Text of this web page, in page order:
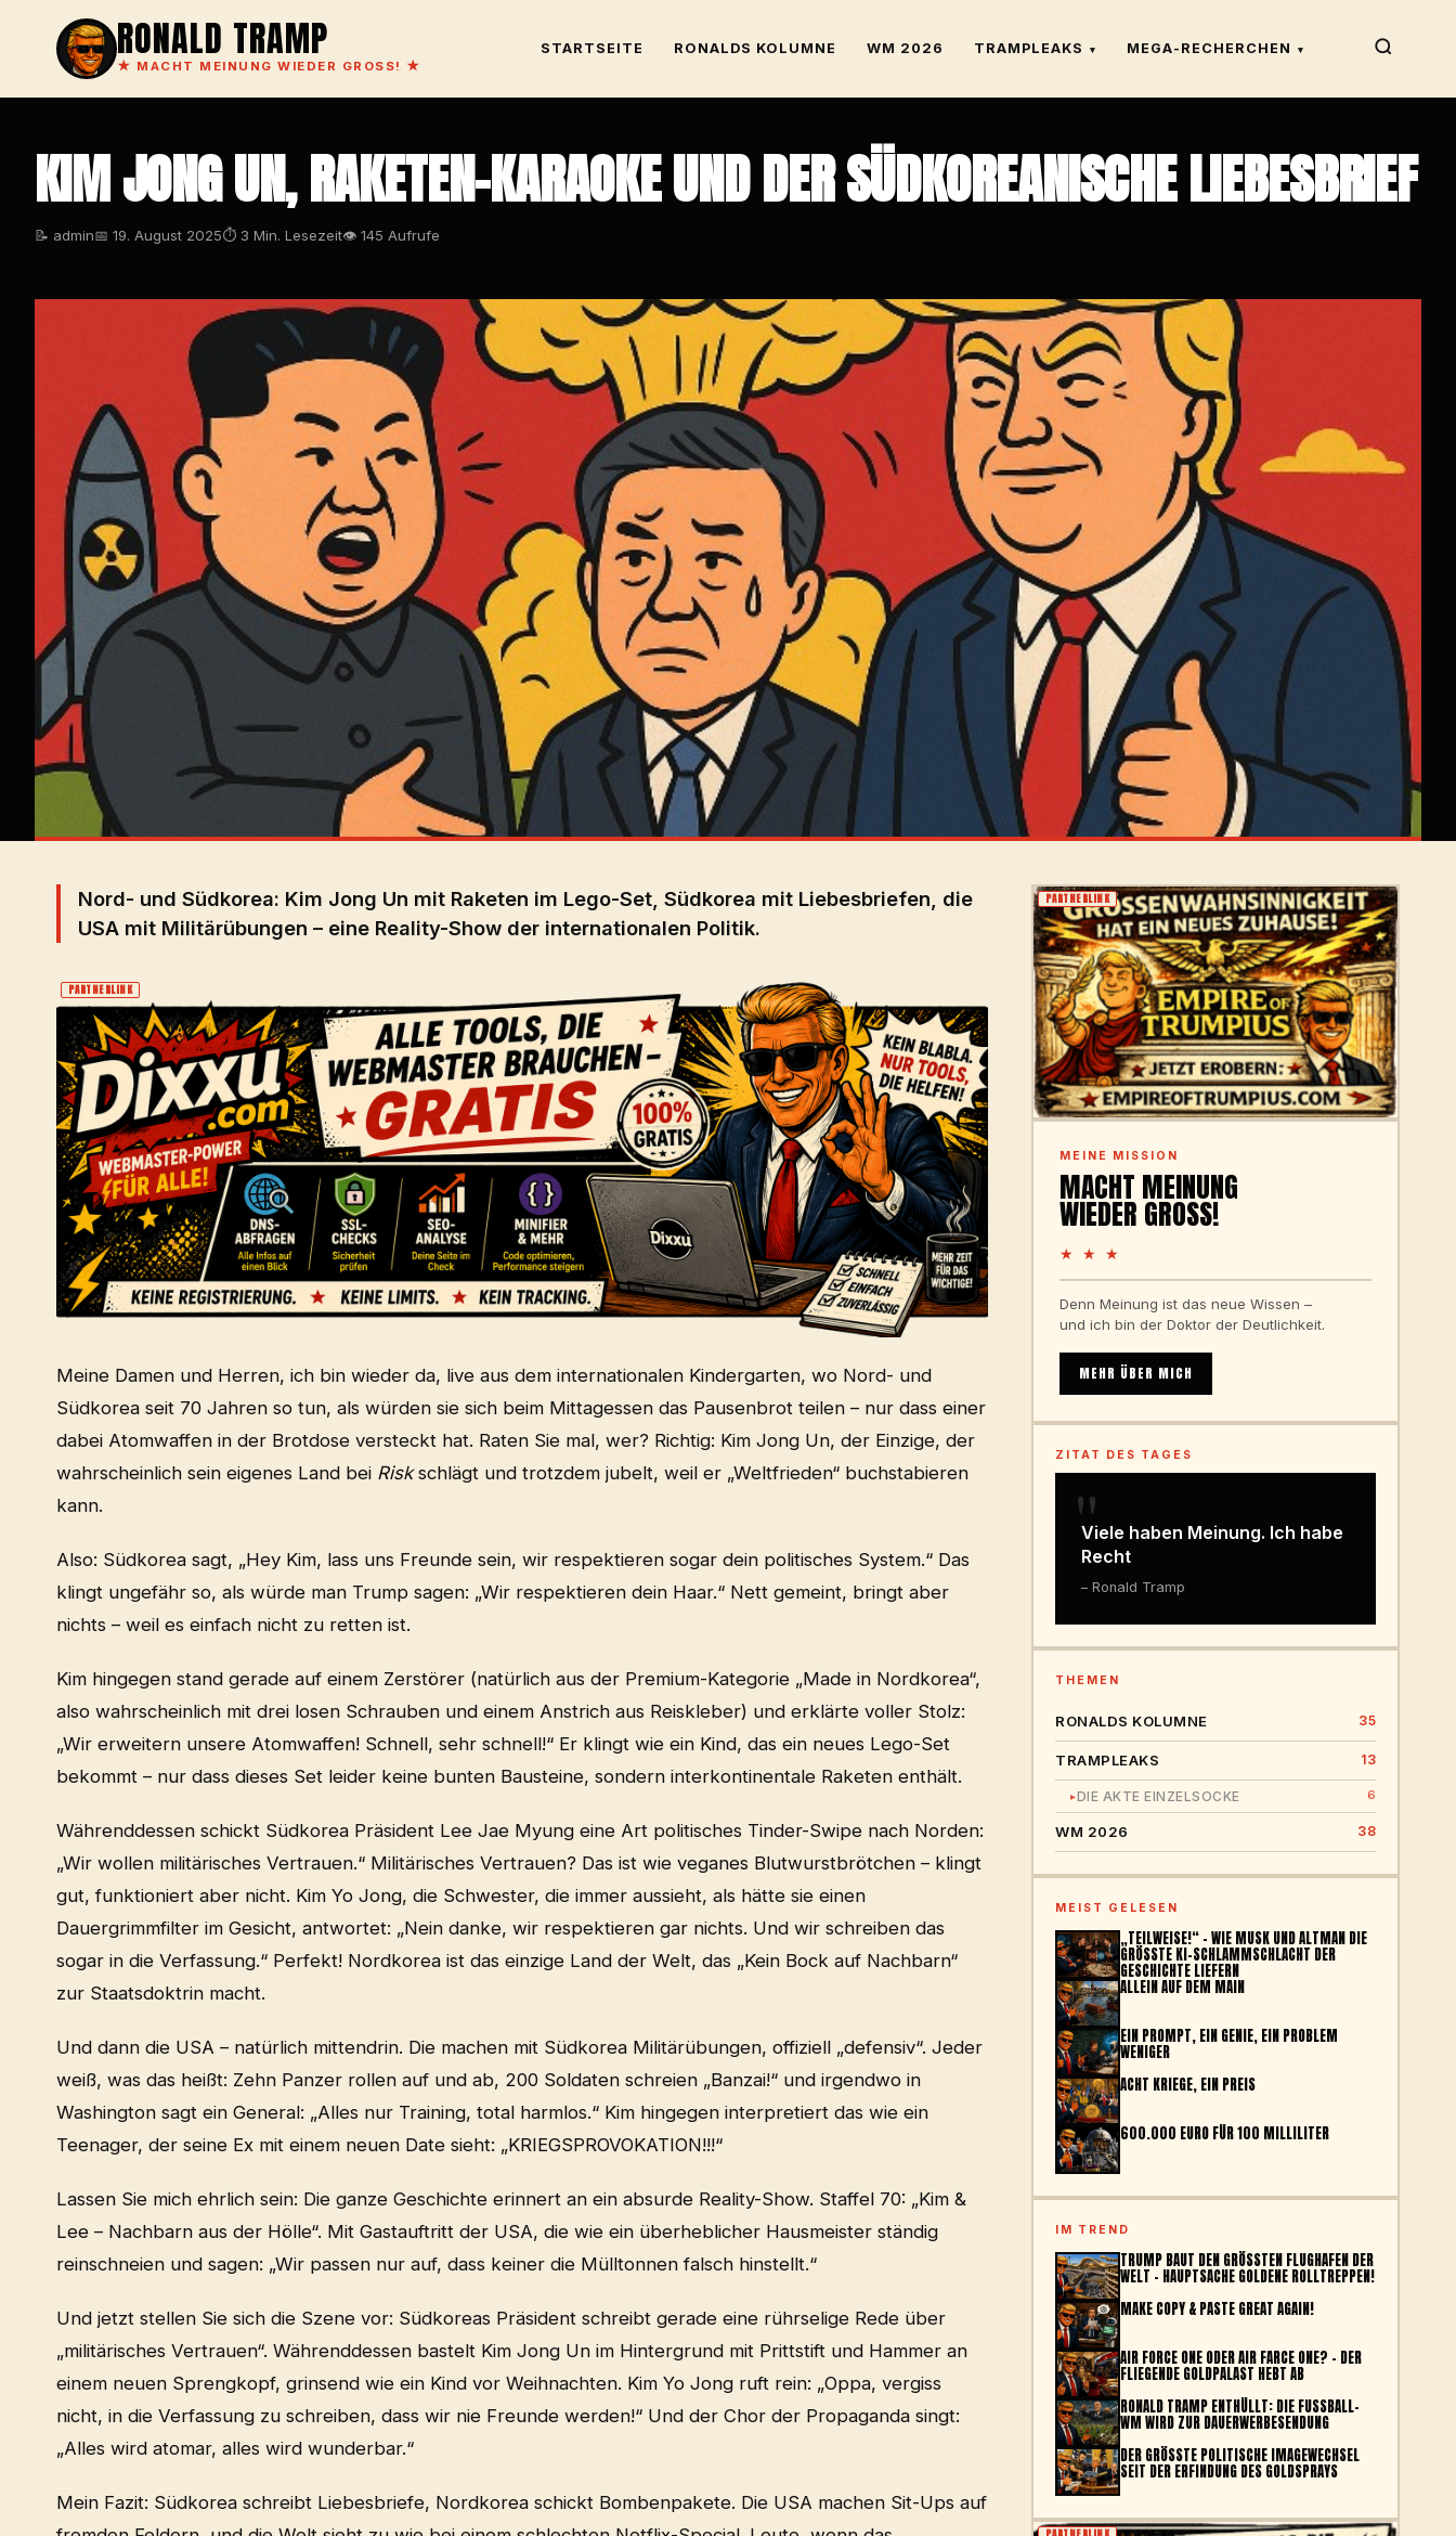
RONALD TRAMP
★ MACHT MEINUNG WIEDER GROSS! ★
STARTSEITE RONALDS KOLUMNE WM 2026 TRAMPLEAKS ▾ MEGA-RECHERCHEN ▾
KIM JONG UN, RAKETEN-KARAOKE UND DER SÜDKOREANISCHE LIEBESBRIEF
📝 admin📅 19. August 2025⏱ 3 Min. Lesezeit👁 145 Aufrufe
Nord- und Südkorea: Kim Jong Un mit Raketen im Lego-Set, Südkorea mit Liebesbriefen, die
USA mit Militärübungen – eine Reality-Show der internationalen Politik.
PARTNERLINK
Meine Damen und Herren, ich bin wieder da, live aus dem internationalen Kindergarten, wo Nord- und
Südkorea seit 70 Jahren so tun, als würden sie sich beim Mittagessen das Pausenbrot teilen – nur dass einer
dabei Atomwaffen in der Brotdose versteckt hat. Raten Sie mal, wer? Richtig: Kim Jong Un, der Einzige, der
wahrscheinlich sein eigenes Land bei Riskschlägt und trotzdem jubelt, weil er „Weltfrieden“ buchstabieren
kann.
Also: Südkorea sagt, „Hey Kim, lass uns Freunde sein, wir respektieren sogar dein politisches System.“ Das
klingt ungefähr so, als würde man Trump sagen: „Wir respektieren dein Haar.“ Nett gemeint, bringt aber
nichts – weil es einfach nicht zu retten ist.
Kim hingegen stand gerade auf einem Zerstörer (natürlich aus der Premium-Kategorie „Made in Nordkorea“,
also wahrscheinlich mit drei losen Schrauben und einem Anstrich aus Reiskleber) und erklärte voller Stolz:
„Wir erweitern unsere Atomwaffen! Schnell, sehr schnell!“ Er klingt wie ein Kind, das ein neues Lego-Set
bekommt – nur dass dieses Set leider keine bunten Bausteine, sondern interkontinentale Raketen enthält.
Währenddessen schickt Südkorea Präsident Lee Jae Myung eine Art politisches Tinder-Swipe nach Norden:
„Wir wollen militärisches Vertrauen.“ Militärisches Vertrauen? Das ist wie veganes Blutwurstbrötchen – klingt
gut, funktioniert aber nicht. Kim Yo Jong, die Schwester, die immer aussieht, als hätte sie einen
Dauergrimmfilter im Gesicht, antwortet: „Nein danke, wir respektieren gar nichts. Und wir schreiben das
sogar in die Verfassung.“ Perfekt! Nordkorea ist das einzige Land der Welt, das „Kein Bock auf Nachbarn“
zur Staatsdoktrin macht.
Und dann die USA – natürlich mittendrin. Die machen mit Südkorea Militärübungen, offiziell „defensiv“. Jeder
weiß, was das heißt: Zehn Panzer rollen auf und ab, 200 Soldaten schreien „Banzai!“ und irgendwo in
Washington sagt ein General: „Alles nur Training, total harmlos.“ Kim hingegen interpretiert das wie ein
Teenager, der seine Ex mit einem neuen Date sieht: „KRIEGSPROVOKATION!!!“
Lassen Sie mich ehrlich sein: Die ganze Geschichte erinnert an ein absurde Reality-Show. Staffel 70: „Kim &
Lee – Nachbarn aus der Hölle“. Mit Gastauftritt der USA, die wie ein überheblicher Hausmeister ständig
reinschneien und sagen: „Wir passen nur auf, dass keiner die Mülltonnen falsch hinstellt.“
Und jetzt stellen Sie sich die Szene vor: Südkoreas Präsident schreibt gerade eine rührselige Rede über
„militärisches Vertrauen“. Währenddessen bastelt Kim Jong Un im Hintergrund mit Prittstift und Hammer an
einem neuen Sprengkopf, grinsend wie ein Kind vor Weihnachten. Kim Yo Jong ruft rein: „Oppa, vergiss
nicht, in die Verfassung zu schreiben, dass wir nie Freunde werden!“ Und der Chor der Propaganda singt:
„Alles wird atomar, alles wird wunderbar.“
Mein Fazit: Südkorea schreibt Liebesbriefe, Nordkorea schickt Bombenpakete. Die USA machen Sit-Ups auf
PARTNERLINK
MEINE MISSION
MACHT MEINUNG
WIEDER GROSS!
★ ★ ★
Denn Meinung ist das neue Wissen –
und ich bin der Doktor der Deutlichkeit.
MEHR ÜBER MICH
ZITAT DES TAGES
"
Viele haben Meinung. Ich habe
Recht
– Ronald Tramp
THEMEN
RONALDS KOLUMNE 35
TRAMPLEAKS 13
▸DIE AKTE EINZELSOCKE 6
WM 2026 38
MEIST GELESEN
„TEILWEISE!“ – WIE MUSK UND ALTMAN DIE
GRÖSSTE KI-SCHLAMMSCHLACHT DER G
ESCHICHTE LIEFERN
ALLEIN AUF DEM MAIN
EIN PROMPT, EIN GENIE, EIN PROBLEM
WENIGER
ACHT KRIEGE, EIN PREIS
600.000 EURO FÜR 100 MILLILITER
IM TREND
TRUMP BAUT DEN GRÖSSTEN FLUGHAFEN DER W
ELT – HAUPTSACHE GOLDENE ROLLTREPPEN!
MAKE COPY & PASTE GREAT AGAIN!
AIR FORCE ONE ODER AIR FARCE ONE? – DER
FLIEGENDE GOLDPALAST HEBT AB
RONALD TRAMP ENTHÜLLT: DIE FUSSBALL-W
M WIRD ZUR DAUERWERBESENDUNG
DER GRÖSSTE POLITISCHE IMAGEWECHSEL S
EIT DER ERFINDUNG DES GOLDSPRAYS